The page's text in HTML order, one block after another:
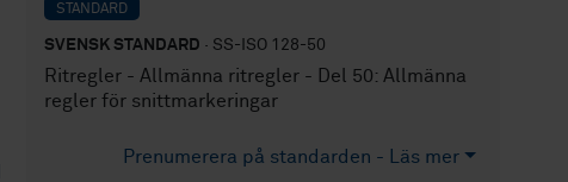
STANDARD
SVENSK STANDARD · SS-ISO 128-50
Ritregler - Allmänna ritregler - Del 50: Allmänna
regler för snittmarkeringar
Prenumerera på standarden - Läs mer